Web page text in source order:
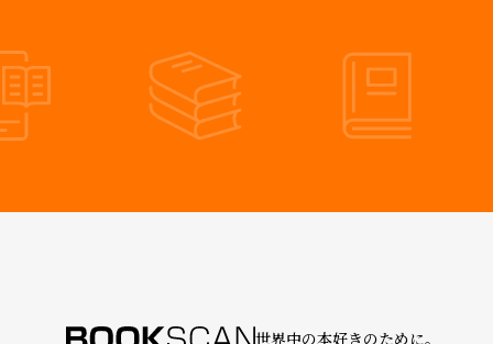
世界中の本好きのために。